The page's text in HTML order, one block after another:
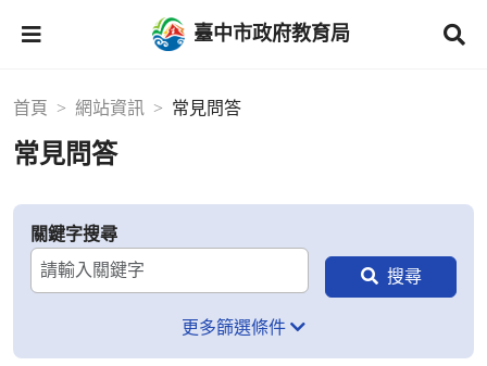
臺中市政府教育局
首頁 網站資訊 常見問答
常見問答
關鍵字搜尋
更多篩選條件